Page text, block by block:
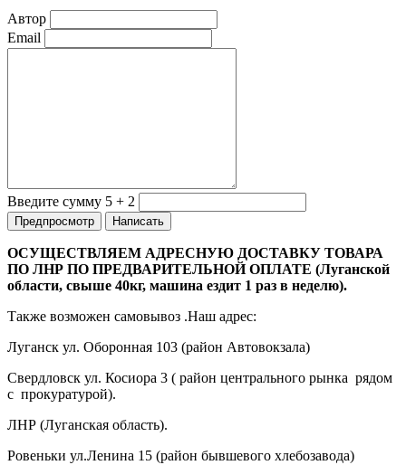
Автор
Email
Введите сумму 5 + 2
ОСУЩЕСТВЛЯЕМ АДРЕСНУЮ ДОСТАВКУ ТОВАРА
ПО ЛНР ПО ПРЕДВАРИТЕЛЬНОЙ ОПЛАТЕ (Луганской
области, свыше 40кг, машина ездит 1 раз в неделю).
Также возможен самовывоз .Наш адрес:
Луганск ул. Оборонная 103 (район Автовокзала)
Свердловск ул. Косиора 3 ( район центрального рынка рядом
с прокуратурой).
ЛНР (Луганская область).
Ровеньки ул.Ленина 15 (район бывшевого хлебозавода)